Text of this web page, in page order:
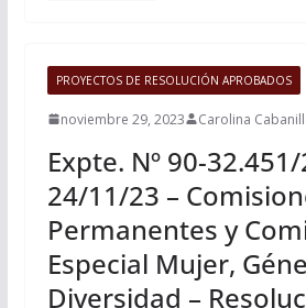
PROYECTOS DE RESOLUCIÓN APROBADOS
noviembre 29, 2023 Carolina
Expte. Nº 90-
24/11/23 –
Permanentes y
Especial Mujer,
Diversidad –